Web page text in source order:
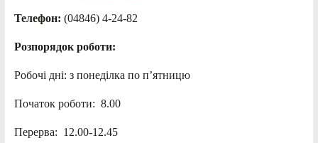
Телефон: (04846) 4-24-82
Розпорядок роботи:
Робочі дні: з понеділка по п’ятницю
Початок роботи: 8.00
Перерва: 12.00-12.45